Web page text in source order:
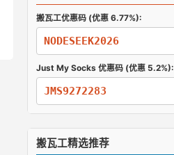
搬瓦工优惠码 (优惠 6.77%):
NODESEEK2026
Just My Socks 优惠码 (优惠 5.2%):
JMS9272283
搬瓦工精选推荐